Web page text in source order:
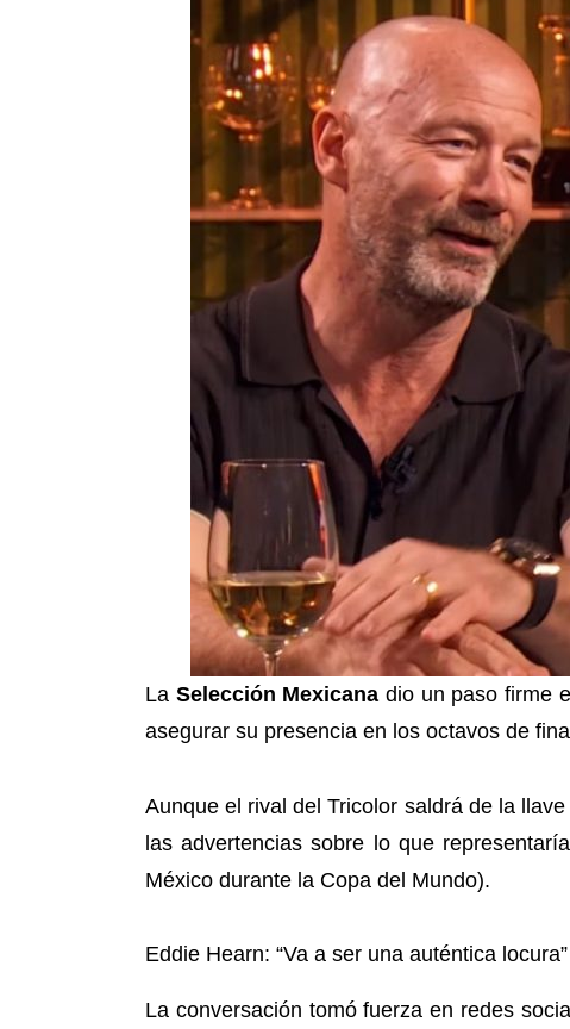
La Selección Mexicana dio un paso firme
asegurar su presencia en los octavos de
Aunque el rival del Tricolor saldrá de la
las advertencias sobre lo que
México durante la Copa del Mundo).
Eddie Hearn: “Va a ser una auténtica locura”
La conversación tomó fuerza en redes